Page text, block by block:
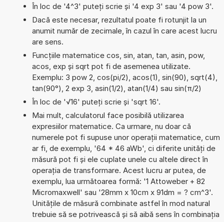
În loc de '4^3' puteți scrie și '4 exp 3' sau '4 pow 3'.
Dacă este necesar, rezultatul poate fi rotunjit la un
anumit număr de zecimale, în cazul în care acest lucru
are sens.
Funcțiile matematice cos, sin, atan, tan, asin, pow,
acos, exp și sqrt pot fi de asemenea utilizate.
Exemplu: 3 pow 2, cos(pi/2), acos(1), sin(90), sqrt(4),
tan(90°), 2 exp 3, asin(1/2), atan(1/4) sau sin(π/2)
În loc de '√16' puteți scrie și 'sqrt 16'.
Mai mult, calculatorul face posibilă utilizarea
expresiilor matematice. Ca urmare, nu doar că
numerele pot fi supuse unor operații matematice, cum
ar fi, de exemplu, '64 * 46 aWb', ci diferite unități de
măsură pot fi și ele cuplate unele cu altele direct în
operația de transformare. Acest lucru ar putea, de
exemplu, lua următoarea formă: '1 Attoweber + 82
Micromaxwell' sau '28mm x 10cm x 91dm = ? cm^3'.
Unitățile de măsură combinate astfel în mod natural
trebuie să se potrivească și să aibă sens în combinația